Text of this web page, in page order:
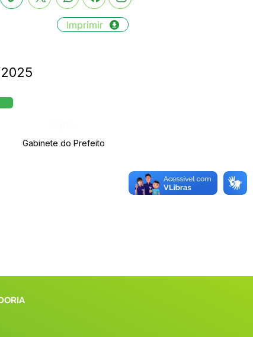
Imprimir
Gabinete do Prefeito